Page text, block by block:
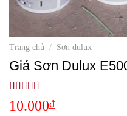
Trang chủ / Sơn dulux
Giá Sơn Dulux
5.00 trên 5
dựa trên
1
10.000₫